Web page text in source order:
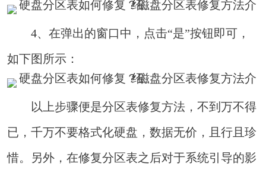
4、在弹出的窗口中，点击“是”按钮即可，
如下图所示：
以上步骤便是分区表修复方法，不到万不得
已，千万不要格式化硬盘，数据无价，且行且珍
惜。另外，在修复分区表之后对于系统引导的影